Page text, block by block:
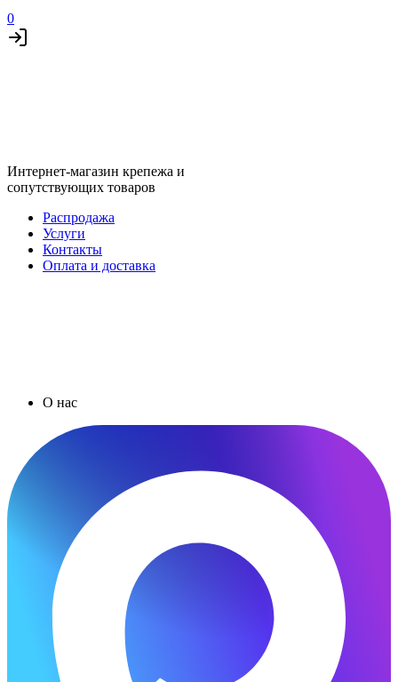
0
Интернет-магазин крепежа и
сопутствующих товаров
Распродажа
Услуги
Контакты
Оплата и доставка
О нас